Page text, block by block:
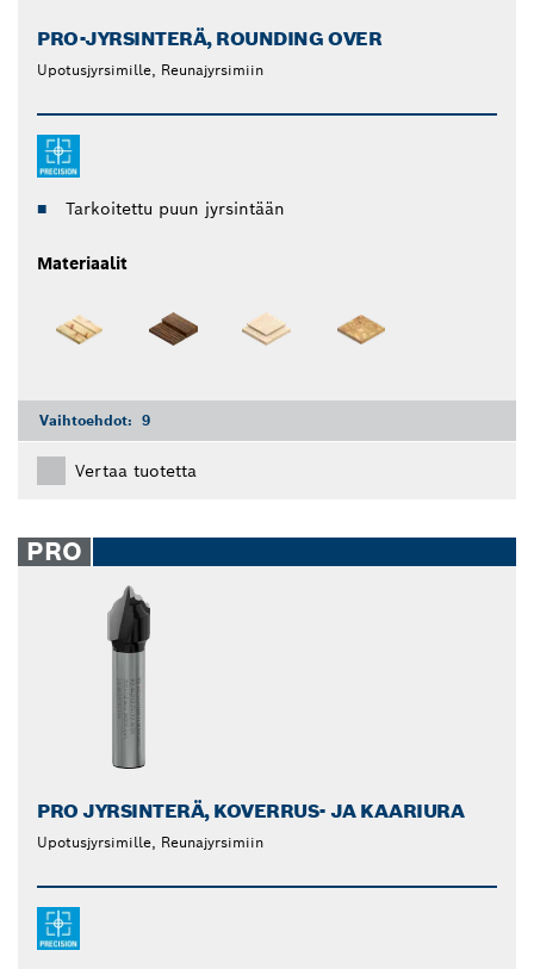
PRO-JYRSINTERÄ, ROUNDING OVER
Upotusjyrsimille, Reunajyrsimiin
Tarkoitettu puun jyrsintään
Materiaalit
Vaihtoehdot: 9
Vertaa tuotetta
PRO
PRO JYRSINTERÄ, KOVERRUS- JA KAARIURA
Upotusjyrsimille, Reunajyrsimiin